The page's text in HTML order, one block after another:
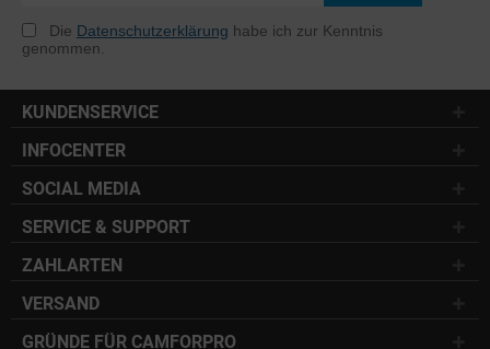
Die Datenschutzerklärung habe ich zur Kenntnis
genommen.
KUNDENSERVICE
INFOCENTER
SOCIAL MEDIA
SERVICE & SUPPORT
ZAHLARTEN
VERSAND
GRÜNDE FÜR CAMFORPRO